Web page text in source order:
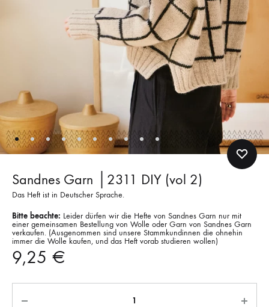
Sandnes Garn │2311 DIY (vol 2)
Das Heft ist in Deutscher Sprache.
Bitte beachte: Leider dürfen wir die Hefte von Sandnes Garn nur mit
einer gemeinsamen Bestellung von Wolle oder Garn von Sandnes Garn
verkaufen. (Ausgenommen sind unsere Stammkundinnen die ohnehin
immer die Wolle kaufen, und das Heft vorab studieren wollen)
9,25 €
Anzahl